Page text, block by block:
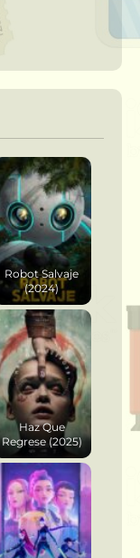
Robot Salvaje
(2024)
Haz Que
Regrese (2025)